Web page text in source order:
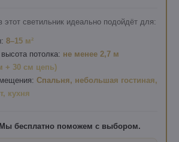
этот светильник идеально подойдёт для:
8–15 м²
потолка: не менее 2,7 м
+ 30 см цепь)
Спальня, небольшая гостиная,
кухня
Мы бесплатно поможем с выбором.